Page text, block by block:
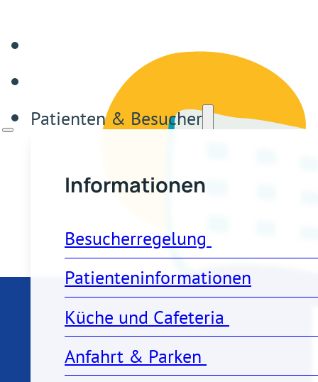
Patienten & Besucher
Informationen
Besucherregelung
Patienteninformationen
Küche und Cafeteria
Anfahrt & Parken